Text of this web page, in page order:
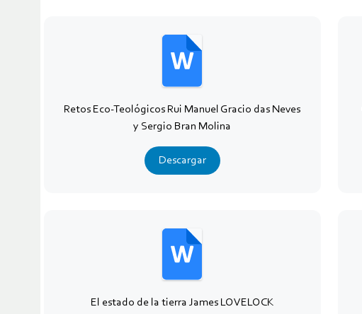
Retos Eco-Teológicos Rui Manuel Gracio das Neves
y Sergio Bran Molina
Descargar
El estado de la tierra James LOVELOCK